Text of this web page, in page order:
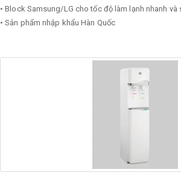
• Block Samsung/LG cho tốc độ làm lạnh nhanh và
• Sản phẩm nhập khẩu Hàn Quốc